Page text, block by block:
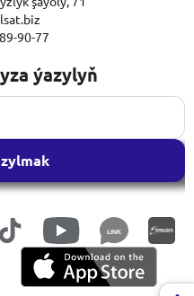
90-77
ýazylyň
LINK